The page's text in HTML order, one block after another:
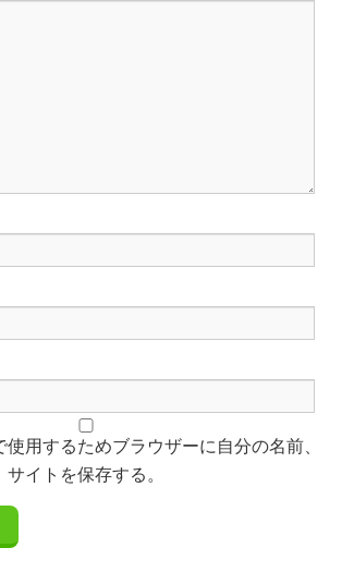
用するためブラウザーに自分の名前、
イトを保存する。